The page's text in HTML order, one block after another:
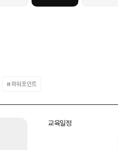
#파워포인트
교육일정